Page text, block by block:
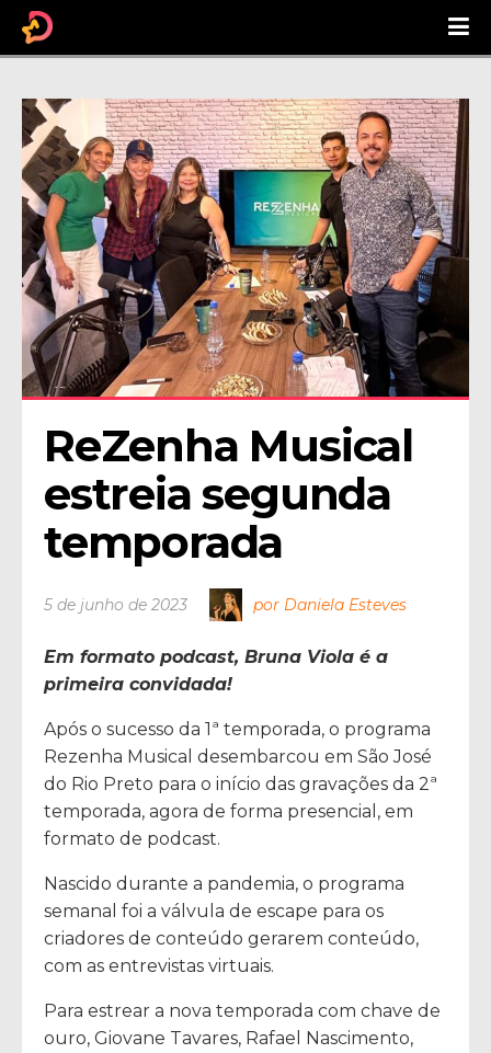
ReZenha Musical
estreia segunda
temporada
5 de junho de 2023 por Daniela Esteves
Em formato podcast, Bruna Viola é a
primeira convidada!
Após o sucesso da 1ª temporada, o programa
Rezenha Musical desembarcou em São José
do Rio Preto para o início das gravações da 2ª
temporada, agora de forma presencial, em
formato de podcast.
Nascido durante a pandemia, o programa
semanal foi a válvula de escape para os
criadores de conteúdo gerarem conteúdo,
com as entrevistas virtuais.
Para estrear a nova temporada com chave de
ouro, Giovane Tavares, Rafael Nascimento,